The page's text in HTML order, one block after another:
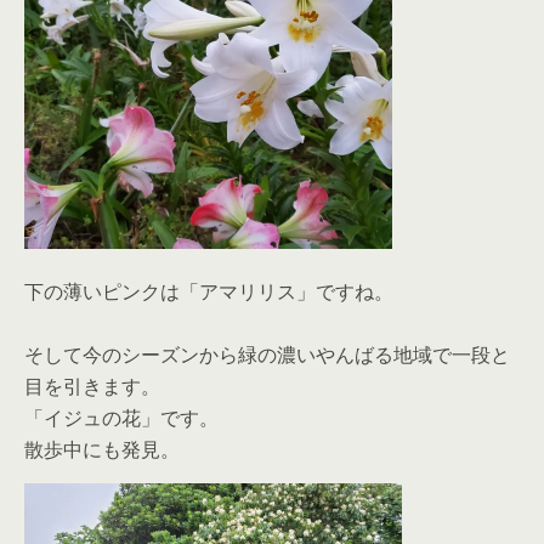
下の薄いピンクは「アマリリス」ですね。
そして今のシーズンから緑の濃いやんばる地域で一段と
目を引きます。
「イジュの花」です。
散歩中にも発見。